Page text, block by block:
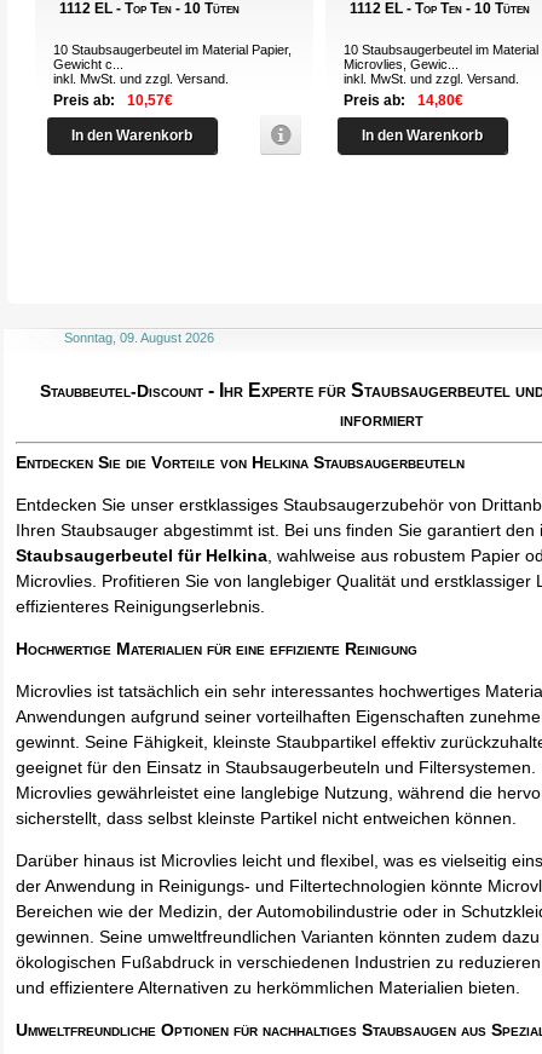
1112 EL - Top Ten - 10 Tüten
10 Staubsaugerbeutel im Material Papier,
Gewicht c...
inkl. MwSt. und zzgl.Versand
Preis ab: 10,57€
In den Warenkorb
1112 EL - Top Ten - 10 Tüten
10 Staubsaugerbeutel im Material
Microvlies, Gewic...
inkl. MwSt. und zzgl.Versand
Preis ab: 14,80€
In den Warenkorb
Sonntag, 09. August 2026
Staubbeutel-Discount - Ihr Experte für Staubsaugerbeutel
informiert
Entdecken Sie die Vorteile von Helkina Staubsaugerbeuteln
Entdecken Sie unser erstklassiges Staubsaugerzubehör von
Ihren Staubsauger abgestimmt ist. Bei uns finden Sie garantiert den
Staubsaugerbeutel für Helkina, wahlweise aus robustem Papier
Microvlies. Profitieren Sie von langlebiger Qualität und erstklassiger
effizienteres Reinigungserlebnis.
Hochwertige Materialien für eine effiziente Reinigung
Microvlies ist tatsächlich ein sehr interessantes hochwertiges
Anwendungen aufgrund seiner vorteilhaften Eigenschaften
gewinnt. Seine Fähigkeit, kleinste Staubpartikel effektiv
geeignet für den Einsatz in Staubsaugerbeuteln und
Microvlies gewährleistet eine langlebige Nutzung, während die
sicherstellt, dass selbst kleinste Partikel nicht entweichen können.
Darüber hinaus ist Microvlies leicht und flexibel, was es vielseitig
der Anwendung in Reinigungs- und Filtertechnologien könnte
Bereichen wie der Medizin, der Automobilindustrie oder in
gewinnen. Seine umweltfreundlichen Varianten könnten zudem
ökologischen Fußabdruck in verschiedenen Industrien zu
und effizientere Alternativen zu herkömmlichen Materialien bieten.
Umweltfreundliche Optionen für nachhaltiges Staubsaugen aus